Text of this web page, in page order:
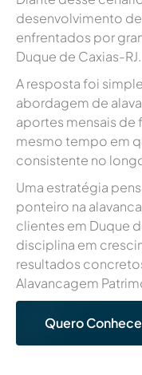
desenvolvimento
enfrentados por
Duque de Caxias-RJ.
A resposta foi
abordagem de
aportes mensais de
mesmo tempo em
consistente no
Uma estratégia
ponteiro na
clientes em Duque
disciplina em
resultados
Alavancagem
Quero